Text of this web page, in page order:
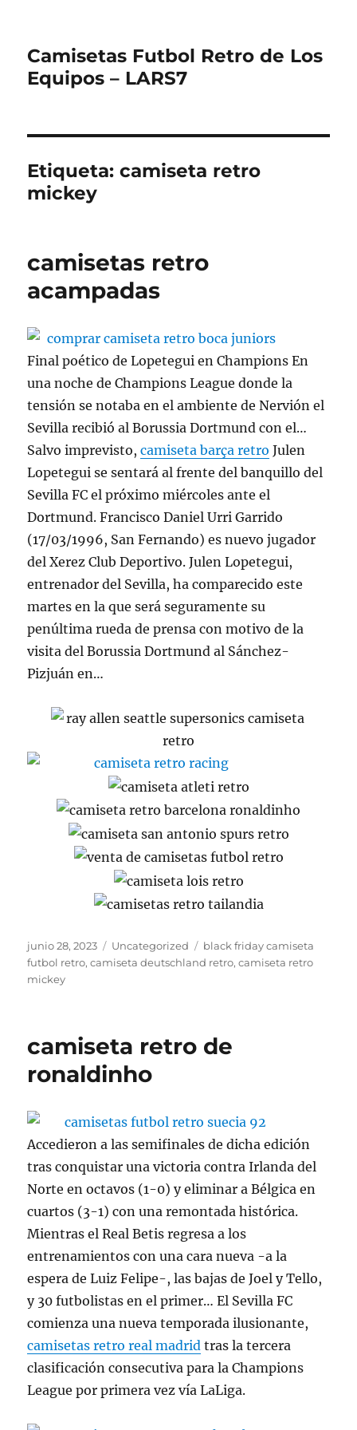
Camisetas Futbol Retro de Los
Equipos – LARS7
Etiqueta:camiseta retro
mickey
camisetas retro
acampadas
Final poético de Lopetegui en Champions En
una noche de Champions League donde la
tensión se notaba en el ambiente de Nervión el
Sevilla recibió al Borussia Dortmund con el…
Salvo imprevisto,camiseta barça retro Julen
Lopetegui se sentará al frente del banquillo del
Sevilla FC el próximo miércoles ante el
Dortmund. Francisco Daniel Urri Garrido
(17/03/1996, San Fernando) es nuevo jugador
del Xerez Club Deportivo. Julen Lopetegui,
entrenador del Sevilla, ha comparecido este
martes en la que será seguramente su
penúltima rueda de prensa con motivo de la
visita del Borussia Dortmund al Sánchez-
Pizjuán en…
Publicado
el
junio 28, 2023 Categorías
Uncategorized Etiquetas
black friday camiseta
futbol retro,camiseta deutschland retro,camiseta retro
mickey
camiseta retro de
ronaldinho
Accedieron a las semifinales de dicha edición
tras conquistar una victoria contra Irlanda del
Norte en octavos (1-0) y eliminar a Bélgica en
cuartos (3-1) con una remontada histórica.
Mientras el Real Betis regresa a los
entrenamientos con una cara nueva -a la
espera de Luiz Felipe-, las bajas de Joel y Tello,
y 30 futbolistas en el primer… El Sevilla FC
comienza una nueva temporada ilusionante,
camisetas retro real madrid tras la tercera
clasificación consecutiva para la Champions
League por primera vez vía LaLiga.